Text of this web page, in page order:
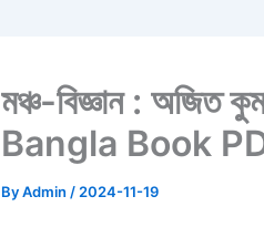
মঞ্চ-বিজ্ঞান :
Bangla Book
ByAdmin / 2024-11-19